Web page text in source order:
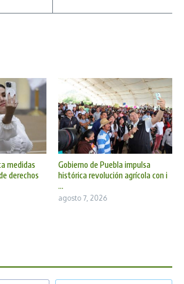
medidas
derechos
Gobierno de Puebla impulsa
histórica revolución agrícola con i
...
agosto 7, 2026